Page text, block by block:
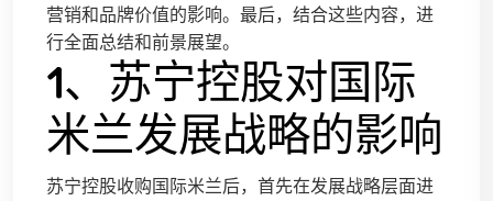
营销和品牌价值的影响。最后，结合这些内容，进
行全面总结和前景展望。
1、苏宁控股对国际
米兰发展战略的影响
苏宁控股收购国际米兰后，首先在发展战略层面进